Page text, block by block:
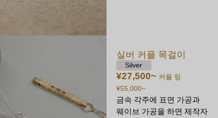
실버 커플 목걸이
Silver
¥27,500~ 커플 링
¥55,000~
금속 각주에 표면 가공과
웨이브 가공을 하면 제작자